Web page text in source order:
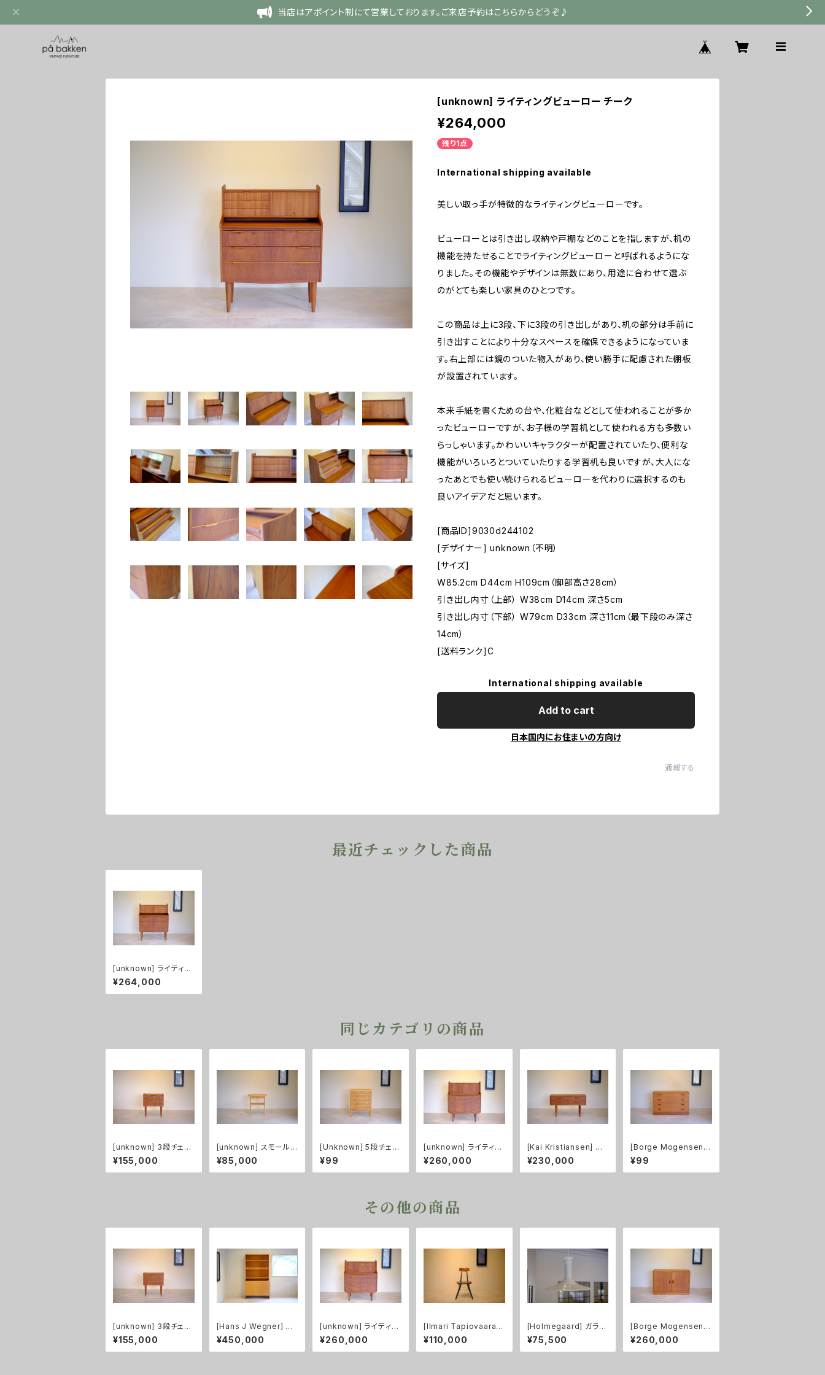
当店はアポイント制にて営業しております。ご来店予約はこちらからどうぞ♪
[unknown] ライティングビューロー チーク
¥264,000
残り1点
International shipping available
美しい取っ手が特徴的なライティングビューローです。
ビューローとは引き出し収納や戸棚などのことを指しますが、机の
機能を持たせることでライティングビューローと呼ばれるようにな
りました。その機能やデザインは無数にあり、用途に合わせて選ぶ
のがとても楽しい家具のひとつです。
この商品は上に3段、下に3段の引き出しがあり、机の部分は手前に
引き出すことにより十分なスペースを確保できるようになっていま
す。右上部には鏡のついた物入があり、使い勝手に配慮された棚板
が設置されています。
本来手紙を書くための台や、化粧台などとして使われることが多か
ったビューローですが、お子様の学習机として使われる方も多数い
らっしゃいます。かわいいキャラクターが配置されていたり、便利な
機能がいろいろとついていたりする学習机も良いですが、大人にな
ったあとでも使い続けられるビューローを代わりに選択するのも
良いアイデアだと思います。
[商品ID]9030d244102
[デザイナー] unknown（不明）
[サイズ]
W85.2cm D44cm H109cm（脚部高さ28cm）
引き出し内寸（上部） W38cm D14cm 深さ5cm
引き出し内寸（下部） W79cm D33cm 深さ11cm（最下段のみ深さ
14cm）
[送料ランク]C
International shipping available
Add to cart
日本国内にお住まいの方向け
通報する
最近チェックした商品
[unknown] ライティン
グビューロー チーク
¥264,000
同じカテゴリの商品
[unknown] 3段チェス
ト チーク
¥155,000
[unknown] スモールチ
ェスト オーク
¥85,000
[Unknown] 5段チェス
ト オーク
¥99
[unknown] ライティン
グビューロー チーク
¥260,000
[Kai Kristiansen] ダ
ブルチェスト チーク
¥230,000
[Borge Mogensen]
4段チェスト チーク
¥99
その他の商品
[unknown] 3段チェス
ト チーク
¥155,000
[Hans J Wegner] RY
シリーズ スタッキングシ
ェルフ オーク
¥450,000
[unknown] ライティン
グビューロー チーク
¥260,000
[Ilmari Tapiovaara]
ピルッカチェア Laukaa
n Puu
¥110,000
[Holmegaard] ガラス
ペンダントライト Myth
os XL size
¥75,500
[Borge Mogensen]
キャビネット チーク&オ
ーク
¥260,000